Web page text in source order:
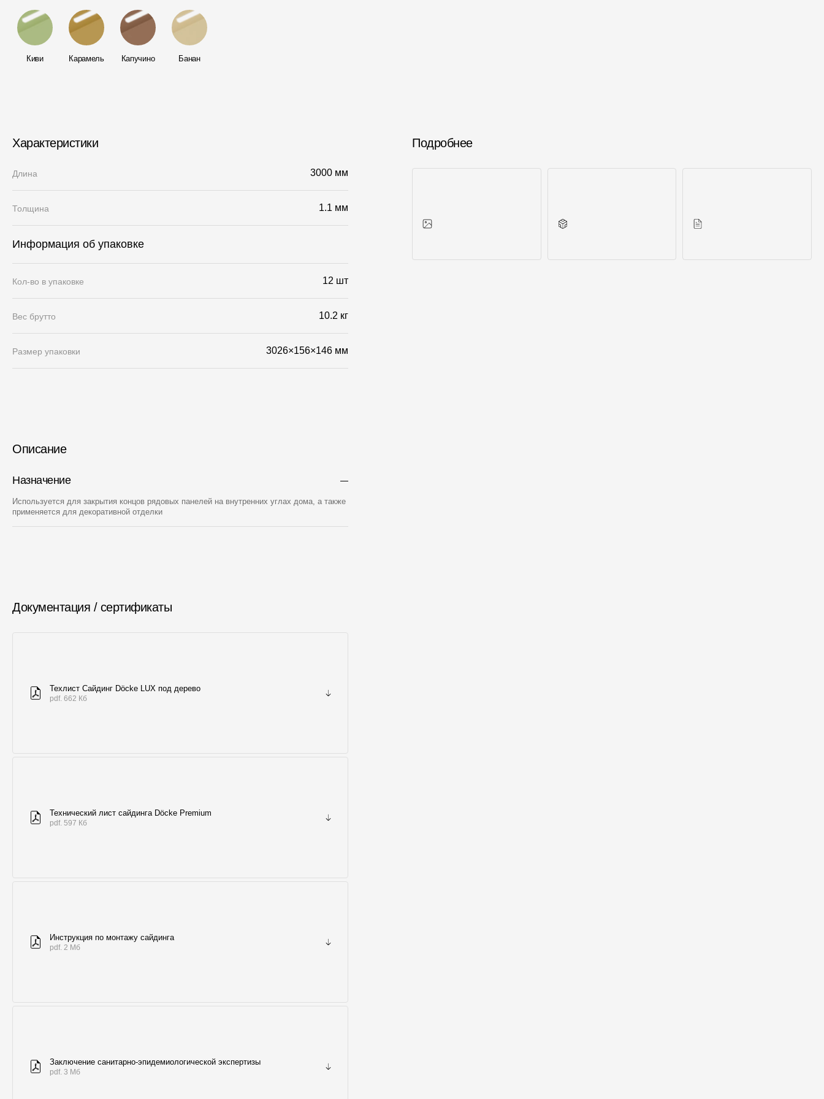
Киви Карамель Капучино Банан
Характеристики
Длина 3000 мм
Толщина 1.1 мм
Информация об упаковке
Кол-во в упаковке 12 шт
Вес брутто 10.2 кг
Размер упаковки 3026×156×146 мм
Описание
Назначение
Используется для закрытия концов рядовых панелей на внутренних углах дома, а также
применяется для декоративной отделки
Документация / сертификаты
Техлист Сайдинг Döcke LUX под дерево
pdf. 662 Кб
Технический лист сайдинга Döcke Premium
pdf. 597 Кб
Инструкция по монтажу сайдинга
pdf. 2 Мб
Заключение санитарно-эпидемиологической экспертизы
pdf. 3 Мб
Подробнее